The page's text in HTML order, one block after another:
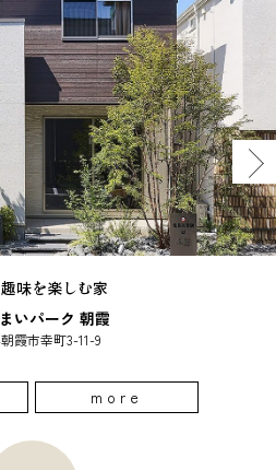
味を楽しむ家
いパーク 朝霞
霞市幸町3-11-9
more